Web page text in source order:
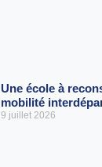
Une école à
mobilité
9 juillet 2026